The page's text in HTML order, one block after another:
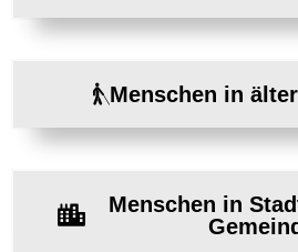
Menschen in
Menschen in